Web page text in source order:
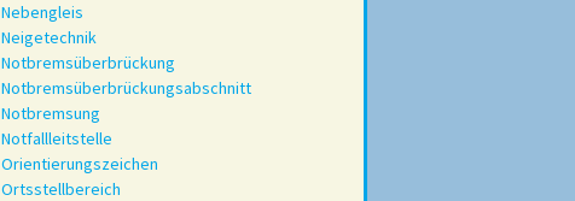
Nebengleis
Neigetechnik
Notbremsüberbrückung
Notbremsüberbrückungsabschnitt
Notbremsung
Notfallleitstelle
Orientierungszeichen
Ortsstellbereich